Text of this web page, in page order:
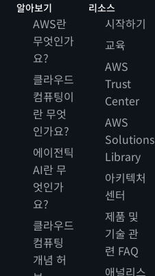
알아보기
AWS란
무엇인가
요?
클라우드
컴퓨팅이
란 무엇
인가요?
에이전틱
AI란 무
엇인가
요?
클라우드
컴퓨팅
개념 허
리소스
시작하기
교육
AWS
Trust
Center
AWS
Solutions
Library
아키텍처
센터
제품 및
기술 관
련 FAQ
애널리스